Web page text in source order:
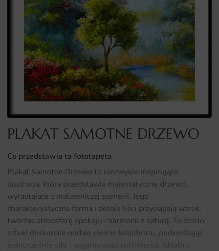
PLAKAT SAMOTNE DRZEWO
Co przedstawia ta fototapeta
Plakat Samotne Drzewo to niezwykle inspirująca
ilustracja, która przedstawia majestatyczne drzewo,
wyrastające z malowniczej scenerii. Jego
charakterystyczna forma i detale liści przyciągają wzrok,
tworząc atmosferę spokoju i harmonii z naturą. To dzieło
sztuki doskonale oddaje piękno krajobrazu, podkreślając
jednocześnie siłę i wyjątkowość roślinności. Idealnie